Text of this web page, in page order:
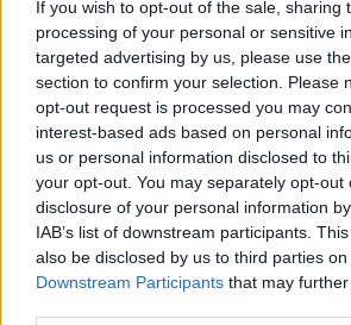
If you wish to opt-out of the sale, sharing
processing of your personal or sensitive
targeted advertising by us, please use
section to confirm your selection. Please
opt-out request is processed you may
interest-based ads based on personal
us or personal information disclosed to
your opt-out. You may separately opt-out
disclosure of your personal information
IAB’s list of downstream participants.
also be disclosed by us to third parties on
Downstream Participants that may
Quella mattinaCalogeroera stato
secondo reparto celere controllava la
Giulia. L'ordine era quello di non fare
volevano riprendersi la facoltà di architettura
precedenti.
Giuseppe era andato a curiosare in facoltà
ripresa delle lezioni.
Gaetano, il venerdì aveva il giorno libero, e
deciso di recarsi a visitare il giardino
lo portasse a destinazione. Quando stava
mezzo si fermò, e il conduttore invitò i
quanto la polizia bloccava la strada.